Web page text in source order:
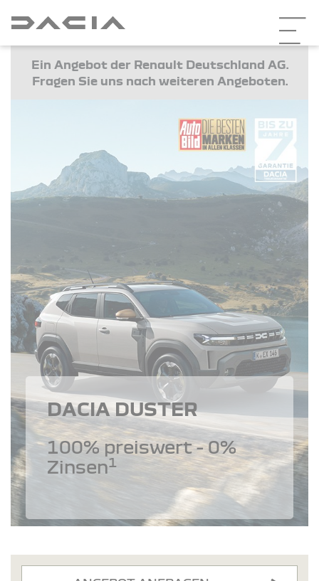
Ein Angebot der Renault Deutschland AG.
Fragen Sie uns nach weiteren Angeboten.
DACIA DUSTER
100% preiswert - 0%
Zinsen1